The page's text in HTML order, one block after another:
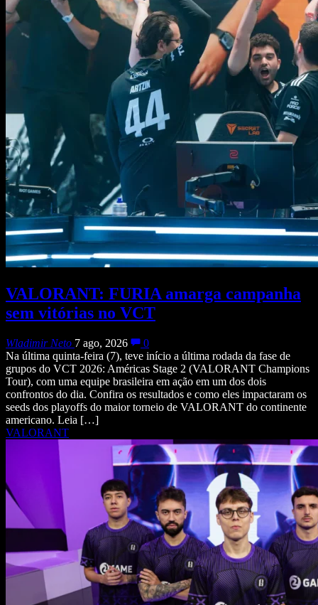
VALORANT: FURIA amarga campanha
sem vitórias no VCT
Wladimir Neto 7 ago, 2026
0
Na última quinta-feira (7), teve início a última rodada da fase de
grupos do VCT 2026: Américas Stage 2 (VALORANT Champions
Tour), com uma equipe brasileira em ação em um dos dois
confrontos do dia. Confira os resultados e como eles impactaram os
seeds dos playoffs do maior torneio de VALORANT do continente
americano. Leia […]
VALORANT